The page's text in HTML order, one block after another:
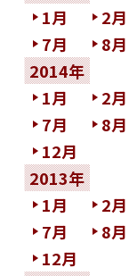
1月
2月
7月
8月
2014年
1月
2月
7月
8月
12月
2013年
1月
2月
7月
8月
12月